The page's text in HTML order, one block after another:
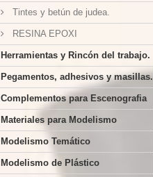
Tintes y betún de judea.
RESINA EPOXI
Herramientas y Rincón del trabajo.
Pegamentos, adhesivos y masillas.
Complementos para Escenografia
Materiales para Modelismo
Modelismo Temático
Modelismo de Plástico